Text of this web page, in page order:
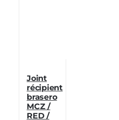
Joint
récipient
brasero
MCZ /
RED /